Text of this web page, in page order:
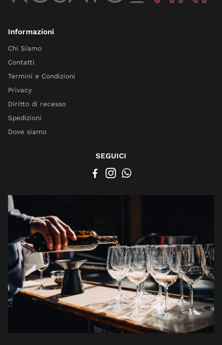
Informazioni
Chi Siamo
Contatti
Termini e Condizioni
Privacy
Diritto di recesso
Spedizioni
Dove siamo
SEGUICI